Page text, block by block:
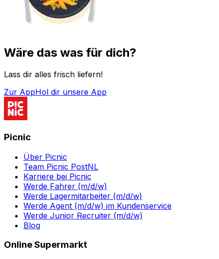
Wäre das was für dich?
Lass dir alles frisch liefern!
Zur AppHol dir unsere App
Picnic
Über Picnic
Team Picnic PostNL
Karriere bei Picnic
Werde Fahrer (m/d/w)
Werde Lagermitarbeiter (m/d/w)
Werde Agent (m/d/w) im Kundenservice
Werde Junior Recruiter (m/d/w)
Blog
Online Supermarkt